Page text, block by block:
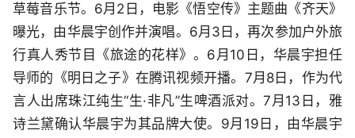
草莓音乐节。6月2日，电影《悟空传》主题曲《齐天》
曝光，由华晨宇创作并演唱。6月3日，再次参加户外旅
行真人秀节目《旅途的花样》。6月10日，华晨宇担任
导师的《明日之子》在腾讯视频开播。7月8日，作为代
言人出席珠江纯生“生·非凡”生啤酒派对。7月13日，雅
诗兰黛确认华晨宇为其品牌大使。9月19日，由华晨宇